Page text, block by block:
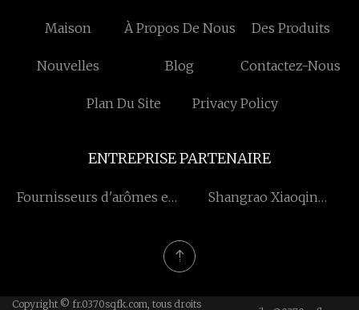
Maison À Propos De Nous Des Produits
Nouvelles Blog Contactez-Nous
Plan Du Site Privacy Policy
ENTREPRISE PARTENAIRE
Fournisseurs d'arômes e-
Shangrao Xiaoqin
Copyright © fr.0370sqfk.com, tous droits